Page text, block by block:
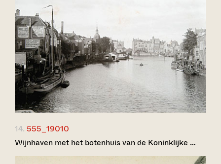
14. 555_19010
Wijnhaven met het botenhuis van de Koninklijke …